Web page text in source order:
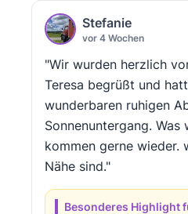
Stefanie
vor 4 Wochen
"Wir wurden herzlich
Teresa begrüßt und
wunderbaren ruhigen
Sonnenuntergang. Was
kommen gerne wieder.
Nähe sind."
Besonderes Highlight